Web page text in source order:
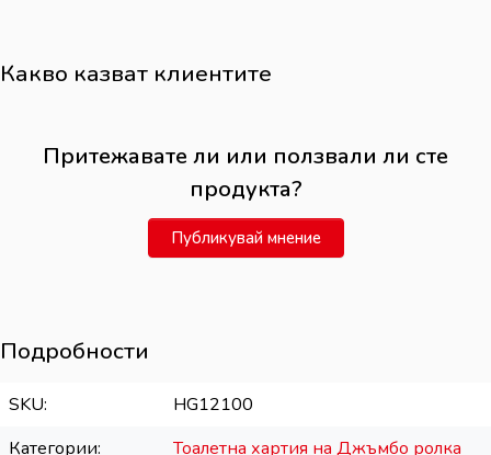
Какво казват клиентите
Притежавате ли или ползвали ли сте
продукта?
Публикувай мнение
Подробности
SKU
HG12100
Категории
Тоалетна хартия на Джъмбо ролка